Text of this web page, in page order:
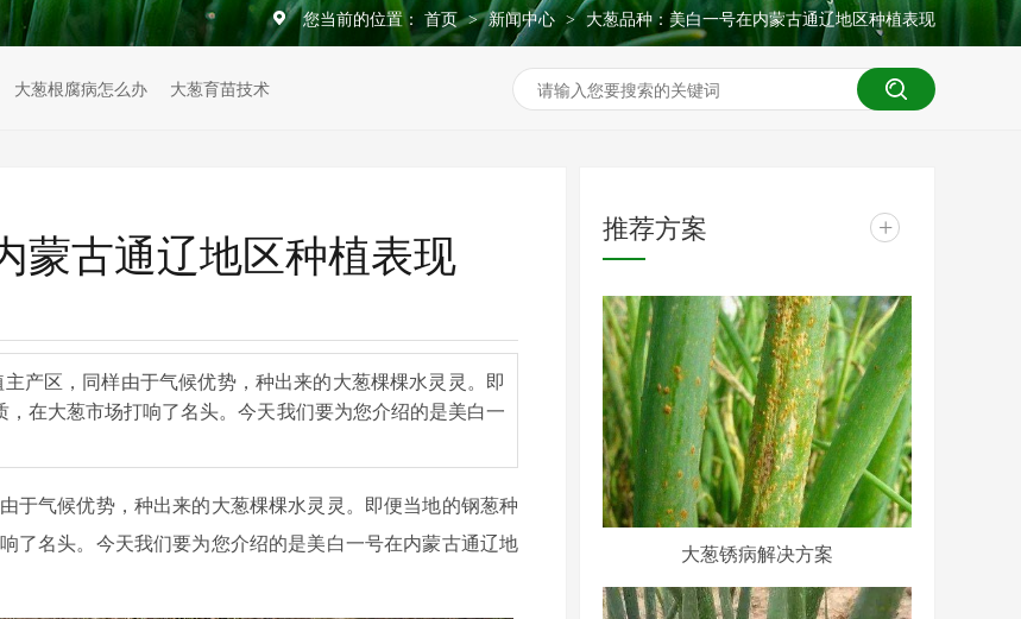
您当前的位置： 首页 > 新闻中心 > 大葱品种：美白一号在内蒙古通辽地区种植表现
大葱根腐病怎么办 大葱育苗技术
蒙古通辽地区种植表现
产区，同样由于气候优势，种出来的大葱棵棵水灵灵。即
在大葱市场打响了名头。今天我们要为您介绍的是美白一
于气候优势，种出来的大葱棵棵水灵灵。即便当地的钢葱种
了名头。今天我们要为您介绍的是美白一号在内蒙古通辽地
推荐方案 +
大葱锈病解决方案